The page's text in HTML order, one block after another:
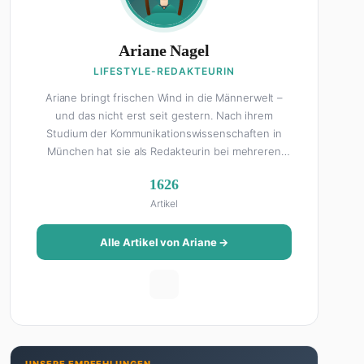
Ariane Nagel
LIFESTYLE-REDAKTEURIN
Ariane bringt frischen Wind in die Männerwelt –
und das nicht erst seit gestern. Nach ihrem
Studium der Kommunikationswissenschaften in
München hat sie als Redakteurin bei mehreren
FHM-Team gestoßen ist. Als Lifestyle-Redakteurin
schreibt sie über alles, was das Leben schöner
macht: von Interior Design und Reise-Tipps über
Food-Trends bis hin zu Beziehungsratgebern, die
auch Männer gerne lesen. Ihre Geheimwaffe: Sie
ewigen Suche nach dem besten Brunch-Spot der
1626
Artikel
Alle Artikel von Ariane →